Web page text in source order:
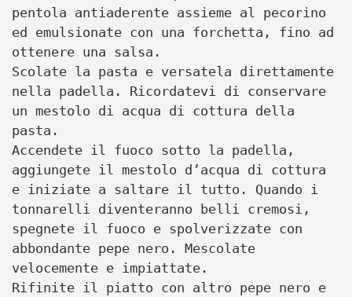
pentola antiaderente assieme al pecorino
ed emulsionate con una forchetta, fino ad
ottenere una salsa.
Scolate la pasta e versatela direttamente
nella padella. Ricordatevi di conservare
un mestolo di acqua di cottura della
pasta.
Accendete il fuoco sotto la padella,
aggiungete il mestolo d’acqua di cottura
e iniziate a saltare il tutto. Quando i
tonnarelli diventeranno belli cremosi,
spegnete il fuoco e spolverizzate con
abbondante pepe nero. Mescolate
velocemente e impiattate.
Rifinite il piatto con altro pepe nero e